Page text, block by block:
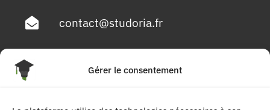
Gérer le consentement
contact@studoria.fr
4 Rue Georges Pompidou